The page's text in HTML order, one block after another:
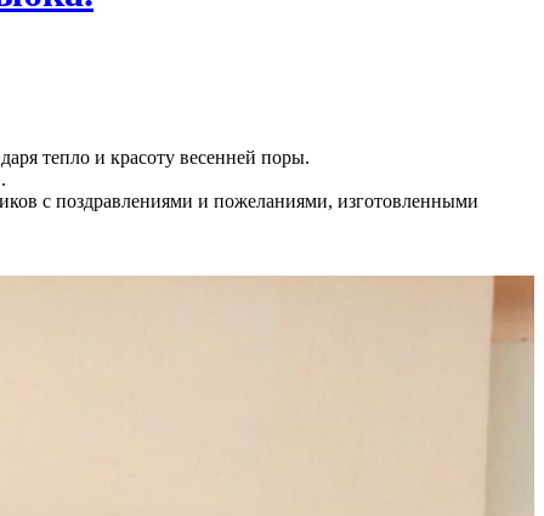
тепло и красоту весенней поры.
с поздравлениями и пожеланиями, изготовленными